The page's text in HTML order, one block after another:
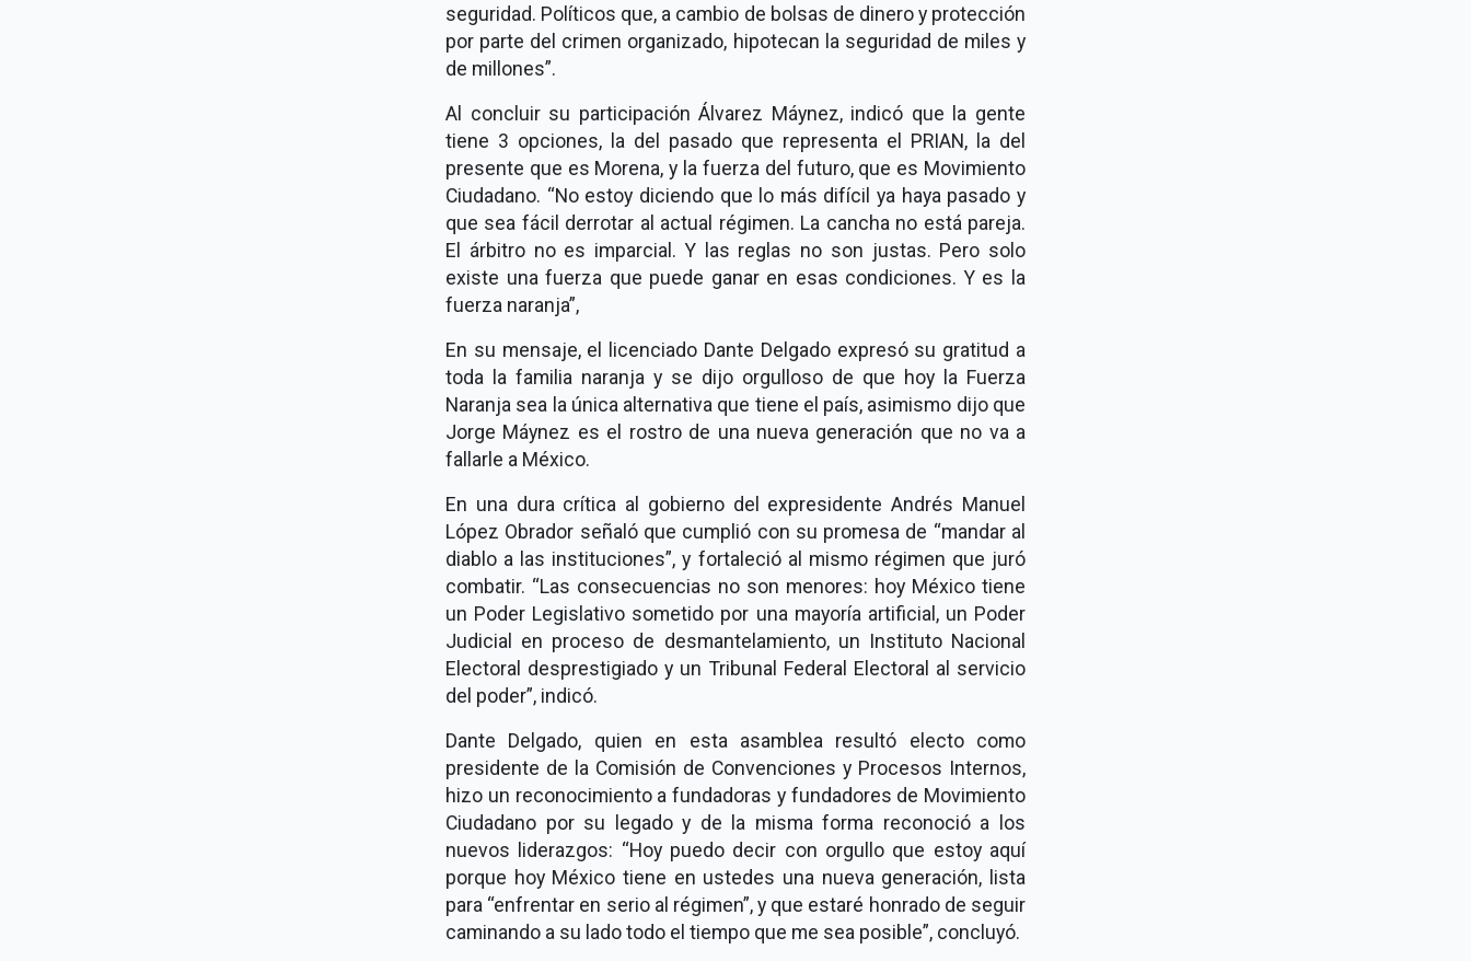
seguridad. Políticos que, a cambio de bolsas de dinero y protección
por parte del crimen organizado, hipotecan la seguridad de miles y
de millones”.
Al concluir su participación Álvarez Máynez, indicó que la gente
tiene 3 opciones, la del pasado que representa el PRIAN, la del
presente que es Morena, y la fuerza del futuro, que es Movimiento
Ciudadano. “No estoy diciendo que lo más difícil ya haya pasado y
que sea fácil derrotar al actual régimen. La cancha no está pareja.
El árbitro no es imparcial. Y las reglas no son justas. Pero solo
existe una fuerza que puede ganar en esas condiciones. Y es la
fuerza naranja”,
En su mensaje, el licenciado Dante Delgado expresó su gratitud a
toda la familia naranja y se dijo orgulloso de que hoy la Fuerza
Naranja sea la única alternativa que tiene el país, asimismo dijo que
Jorge Máynez es el rostro de una nueva generación que no va a
fallarle a México.
En una dura crítica al gobierno del expresidente Andrés Manuel
López Obrador señaló que cumplió con su promesa de “mandar al
diablo a las instituciones”, y fortaleció al mismo régimen que juró
combatir. “Las consecuencias no son menores: hoy México tiene
un Poder Legislativo sometido por una mayoría artificial, un Poder
Judicial en proceso de desmantelamiento, un Instituto Nacional
Electoral desprestigiado y un Tribunal Federal Electoral al servicio
del poder”, indicó.
Dante Delgado, quien en esta asamblea resultó electo como
presidente de la Comisión de Convenciones y Procesos Internos,
hizo un reconocimiento a fundadoras y fundadores de Movimiento
Ciudadano por su legado y de la misma forma reconoció a los
nuevos liderazgos: “Hoy puedo decir con orgullo que estoy aquí
porque hoy México tiene en ustedes una nueva generación, lista
para “enfrentar en serio al régimen”, y que estaré honrado de seguir
caminando a su lado todo el tiempo que me sea posible”, concluyó.